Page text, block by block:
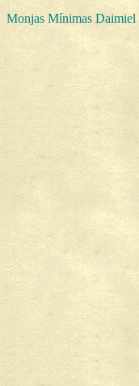
Monjas Mínimas Daimiel